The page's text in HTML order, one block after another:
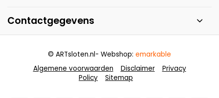
Contactgegevens
Algemene voorwaarden Disclaimer
Privacy
Policy
Sitemap
© ARTsloten.nl- Webshop: emarkable